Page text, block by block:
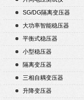
SG/DG隔离变压器
大功率智能稳压器
平衡式稳压器
小型稳压器
隔离变压器
三相自耦变压器
升降变压器